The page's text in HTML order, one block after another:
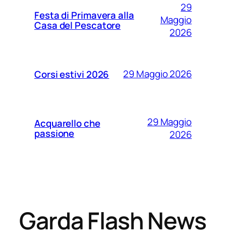
Festa di Primavera alla
Casa del Pescatore
29
Maggio
2026
Corsi estivi 2026 29 Maggio 2026
Acquarello che
passione
29 Maggio
2026
Garda Flash News